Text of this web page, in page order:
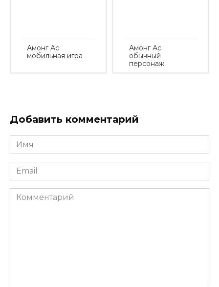
Амонг Ас
мобильная игра
Амонг Ас
обычный
персонаж
Добавить комментарий
Имя
*
Email
*
Комментарий